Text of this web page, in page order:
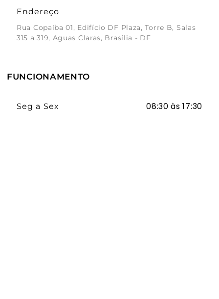
Endereço
Rua Copaíba 01, Edifício DF Plaza, Torre B, Salas
315 a 319, Aguas Claras, Brasília - DF
FUNCIONAMENTO
Seg a Sex 08:30 às 17:30